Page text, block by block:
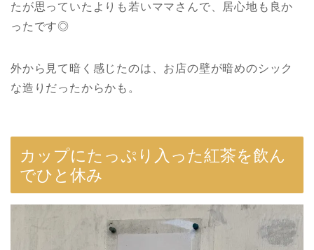
たが思っていたよりも若いママさんで、居心地も良か
ったです◎
外から見て暗く感じたのは、お店の壁が暗めのシック
な造りだったからかも。
カップにたっぷり入った紅茶を飲ん
でひと休み